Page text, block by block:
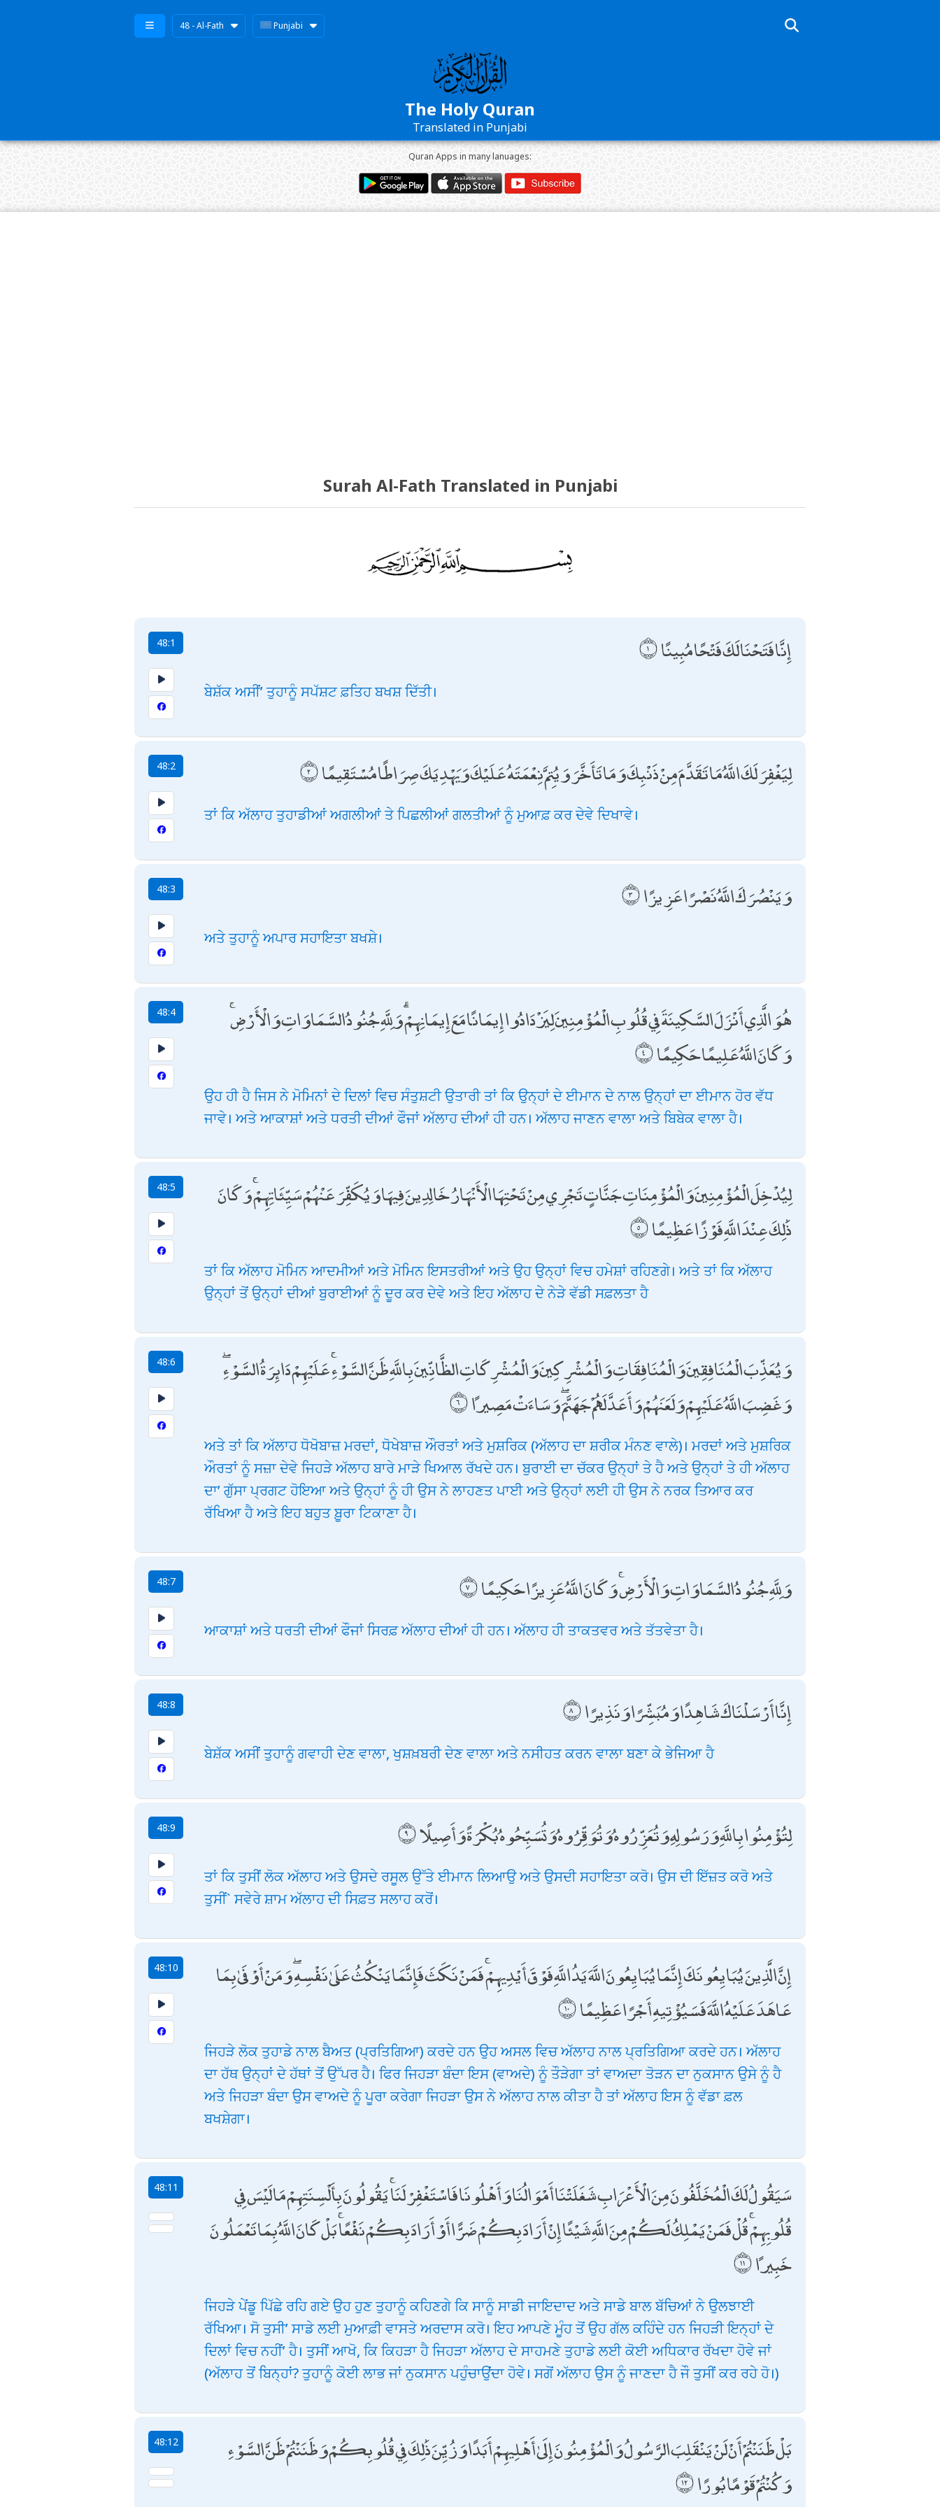
48 - Al-Fath Punjabi
The Holy Quran
Translated in Punjabi
Quran Apps in many lanuages:
Surah Al-Fath Translated in Punjabi
48:1 إِنَّا فَتَحْنَا لَكَ فَتْحًا مُبِينًا
ਬੇਸ਼ੱਕ ਅਸੀਂ’ ਤੁਹਾਨੂੰ ਸਪੱਸ਼ਟ ਫ਼ਤਿਹ ਬਖਸ਼ ਦਿੱਤੀ।
48:2 لِيَغْفِرَ لَكَ اللَّهُ مَا تَقَدَّمَ مِنْ ذَنْبِكَ وَمَا تَأَخَّرَ وَيُتِمَّ نِعْمَتَهُ عَلَيْكَ وَيَهْدِيَكَ صِرَاطًا مُسْتَقِيمًا
ਤਾਂ ਕਿ ਅੱਲਾਹ ਤੁਹਾਡੀਆਂ ਅਗਲੀਆਂ ਤੇ ਪਿਛਲੀਆਂ ਗਲਤੀਆਂ ਨੂੰ ਮੁਆਫ਼ ਕਰ ਦੇਵੇ ਦਿਖਾਵੇ।
48:3 وَيَنْصُرَكَ اللَّهُ نَصْرًا عَزِيزًا
ਅਤੇ ਤੁਹਾਨੂੰ ਅਪਾਰ ਸਹਾਇਤਾ ਬਖਸ਼ੇ।
48:4
هُوَ الَّذِي أَنْزَلَ السَّكِينَةَ فِي قُلُوبِ الْمُؤْمِنِينَ لِيَزْدَادُوا إِيمَانًا مَعَ إِيمَانِهِمْ ۗ وَلِلَّهِ جُنُودُ السَّمَاوَاتِ وَالْأَرْضِ ۚ
وَكَانَ اللَّهُ عَلِيمًا حَكِيمًا
ਉਹ ਹੀ ਹੈ ਜਿਸ ਨੇ ਮੋਮਿਨਾਂ ਦੇ ਦਿਲਾਂ ਵਿਚ ਸੰਤੁਸ਼ਟੀ ਉਤਾਰੀ ਤਾਂ ਕਿ ਉਨ੍ਹਾਂ ਦੇ ਈਮਾਨ ਦੇ ਨਾਲ ਉਨ੍ਹਾਂ ਦਾ ਈਮਾਨ ਹੋਰ ਵੱਧ
ਜਾਵੇ। ਅਤੇ ਆਕਾਸ਼ਾਂ ਅਤੇ ਧਰਤੀ ਦੀਆਂ ਫੌਜਾਂ ਅੱਲਾਹ ਦੀਆਂ ਹੀ ਹਨ। ਅੱਲਾਹ ਜਾਣਨ ਵਾਲਾ ਅਤੇ ਬਿਬੇਕ ਵਾਲਾ ਹੈ।
48:5
لِيُدْخِلَ الْمُؤْمِنِينَ وَالْمُؤْمِنَاتِ جَنَّاتٍ تَجْرِي مِنْ تَحْتِهَا الْأَنْهَارُ خَالِدِينَ فِيهَا وَيُكَفِّرَ عَنْهُمْ سَيِّئَاتِهِمْ ۚ وَكَانَ
ذَٰلِكَ عِنْدَ اللَّهِ فَوْزًا عَظِيمًا
ਤਾਂ ਕਿ ਅੱਲਾਹ ਮੋਮਿਨ ਆਦਮੀਆਂ ਅਤੇ ਮੋਮਿਨ ਇਸਤਰੀਆਂ ਅਤੇ ਉਹ ਉਨ੍ਹਾਂ ਵਿਚ ਹਮੇਸ਼ਾਂ ਰਹਿਣਗੇ। ਅਤੇ ਤਾਂ ਕਿ ਅੱਲਾਹ
ਉਨ੍ਹਾਂ ਤੋਂ ਉਨ੍ਹਾਂ ਦੀਆਂ ਬੁਰਾਈਆਂ ਨੂੰ ਦੂਰ ਕਰ ਦੇਵੇ ਅਤੇ ਇਹ ਅੱਲਾਹ ਦੇ ਨੇੜੇ ਵੱਡੀ ਸਫ਼ਲਤਾ ਹੈ
48:6
وَيُعَذِّبَ الْمُنَافِقِينَ وَالْمُنَافِقَاتِ وَالْمُشْرِكِينَ وَالْمُشْرِكَاتِ الظَّانِّينَ بِاللَّهِ ظَنَّ السَّوْءِ ۚ عَلَيْهِمْ دَائِرَةُ السَّوْءِ ۖ
وَغَضِبَ اللَّهُ عَلَيْهِمْ وَلَعَنَهُمْ وَأَعَدَّ لَهُمْ جَهَنَّمَ ۖ وَسَاءَتْ مَصِيرًا
ਅਤੇ ਤਾਂ ਕਿ ਅੱਲਾਹ ਧੋਖੋਬਾਜ਼ ਮਰਦਾਂ, ਧੋਖੇਬਾਜ਼ ਔਰਤਾਂ ਅਤੇ ਮੁਸ਼ਰਿਕ (ਅੱਲਾਹ ਦਾ ਸ਼ਰੀਕ ਮੰਨਣ ਵਾਲੇ)। ਮਰਦਾਂ ਅਤੇ ਮੁਸ਼ਰਿਕ
ਔਰਤਾਂ ਨੂੰ ਸਜ਼ਾ ਦੇਵੇ ਜਿਹੜੇ ਅੱਲਾਹ ਬਾਰੇ ਮਾੜੇ ਖਿਆਲ ਰੱਖਦੇ ਹਨ। ਬੁਰਾਈ ਦਾ ਚੱਕਰ ਉਨ੍ਹਾਂ ਤੇ ਹੈ ਅਤੇ ਉਨ੍ਹਾਂ ਤੇ ਹੀ ਅੱਲਾਹ
ਦਾ’ ਗੁੱਸਾ ਪ੍ਰਗਟ ਹੋਇਆ ਅਤੇ ਉਨ੍ਹਾਂ ਨੂੰ ਹੀ ਉਸ ਨੇ ਲਾਹਣਤ ਪਾਈ ਅਤੇ ਉਨ੍ਹਾਂ ਲਈ ਹੀ ਉਸ ਨੇ ਨਰਕ ਤਿਆਰ ਕਰ
ਰੱਖਿਆ ਹੈ ਅਤੇ ਇਹ ਬਹੁਤ ਬ਼ੂਰਾ ਟਿਕਾਣਾ ਹੈ।
48:7 وَلِلَّهِ جُنُودُ السَّمَاوَاتِ وَالْأَرْضِ ۚ وَكَانَ اللَّهُ عَزِيزًا حَكِيمًا
ਆਕਾਸ਼ਾਂ ਅਤੇ ਧਰਤੀ ਦੀਆਂ ਫੌਜਾਂ ਸਿਰਫ਼ ਅੱਲਾਹ ਦੀਆਂ ਹੀ ਹਨ। ਅੱਲਾਹ ਹੀ ਤਾਕਤਵਰ ਅਤੇ ਤੱਤਵੇਤਾ ਹੈ।
48:8 إِنَّا أَرْسَلْنَاكَ شَاهِدًا وَمُبَشِّرًا وَنَذِيرًا
ਬੇਸ਼ੱਕ ਅਸੀਂ ਤੁਹਾਨੂੰ ਗਵਾਹੀ ਦੇਣ ਵਾਲਾ, ਖੁਸ਼ਖ਼ਬਰੀ ਦੇਣ ਵਾਲਾ ਅਤੇ ਨਸੀਹਤ ਕਰਨ ਵਾਲਾ ਬਣਾ ਕੇ ਭੇਜਿਆ ਹੈ
48:9 لِتُؤْمِنُوا بِاللَّهِ وَرَسُولِهِ وَتُعَزِّرُوهُ وَتُوَقِّرُوهُ وَتُسَبِّحُوهُ بُكْرَةً وَأَصِيلًا
ਤਾਂ ਕਿ ਤੁਸੀਂ ਲੋਕ ਅੱਲਾਹ ਅਤੇ ਉਸਦੇ ਰਸੂਲ ਉੱਤੇ ਈਮਾਨ ਲਿਆਉ ਅਤੇ ਉਸਦੀ ਸਹਾਇਤਾ ਕਰੋ। ਉਸ ਦੀ ਇੱਜ਼ਤ ਕਰੋ ਅਤੇ
ਤੁਸੀਂ` ਸਵੇਰੇ ਸ਼ਾਮ ਅੱਲਾਹ ਦੀ ਸਿਫ਼ਤ ਸਲਾਹ ਕਰੋਂ।
48:10
إِنَّ الَّذِينَ يُبَايِعُونَكَ إِنَّمَا يُبَايِعُونَ اللَّهَ يَدُ اللَّهِ فَوْقَ أَيْدِيهِمْ ۚ فَمَنْ نَكَثَ فَإِنَّمَا يَنْكُثُ عَلَىٰ نَفْسِهِ ۖ وَمَنْ أَوْفَىٰ بِمَا
عَاهَدَ عَلَيْهُ اللَّهَ فَسَيُؤْتِيهِ أَجْرًا عَظِيمًا
ਜਿਹੜੇ ਲੋਕ ਤੁਹਾਡੇ ਨਾਲ ਬੈਅਤ (ਪ੍ਰਤਿਗਿਆ) ਕਰਦੇ ਹਨ ਉਹ ਅਸਲ ਵਿਚ ਅੱਲਾਹ ਨਾਲ ਪ੍ਰਤਿਗਿਆ ਕਰਦੇ ਹਨ। ਅੱਲਾਹ
ਦਾ ਹੱਥ ਉਨ੍ਹਾਂ ਦੇ ਹੱਥਾਂ ਤੋਂ ਉੱਪਰ ਹੈ। ਫਿਰ ਜਿਹੜਾ ਬੰਦਾ ਇਸ (ਵਾਅਦੇ) ਨੂੰ ਤੌੜੇਗਾ ਤਾਂ ਵਾਅਦਾ ਤੋੜਨ ਦਾ ਨੁਕਸਾਨ ਉਸੇ ਨੂੰ ਹੈ
ਅਤੇ ਜਿਹੜਾ ਬੰਦਾ ਉਸ ਵਾਅਦੇ ਨੂੰ ਪੂਰਾ ਕਰੇਗਾ ਜਿਹੜਾ ਉਸ ਨੇ ਅੱਲਾਹ ਨਾਲ ਕੀਤਾ ਹੈ ਤਾਂ ਅੱਲਾਹ ਇਸ ਨੂੰ ਵੱਡਾ ਫ਼ਲ
ਬਖਸ਼ੇਗਾ।
48:11
سَيَقُولُ لَكَ الْمُخَلَّفُونَ مِنَ الْأَعْرَابِ شَغَلَتْنَا أَمْوَالُنَا وَأَهْلُونَا فَاسْتَغْفِرْ لَنَا ۚ يَقُولُونَ بِأَلْسِنَتِهِمْ مَا لَيْسَ فِي
قُلُوبِهِمْ ۚ قُلْ فَمَنْ يَمْلِكُ لَكُمْ مِنَ اللَّهِ شَيْئًا إِنْ أَرَادَ بِكُمْ ضَرًّا أَوْ أَرَادَ بِكُمْ نَفْعًا ۚ بَلْ كَانَ اللَّهُ بِمَا تَعْمَلُونَ
خَبِيرًا
ਜਿਹੜੇ ਪੇਂਡੂ ਪਿੱਛੇ ਰਹਿ ਗਏ ਉਹ ਹੁਣ ਤੁਹਾਨੂੰ ਕਹਿਣਗੇ ਕਿ ਸਾਨੂੰ ਸਾਡੀ ਜਾਇਦਾਦ ਅਤੇ ਸਾਡੇ ਬਾਲ ਬੱਚਿਆਂ ਨੇ ਉਲਝਾਈ
ਰੱਖਿਆ। ਸੋ ਤੁਸੀ’ ਸਾਡੇ ਲਈ ਮੁਆਫ਼ੀ ਵਾਸਤੇ ਅਰਦਾਸ ਕਰੋ। ਇਹ ਆਪਣੇ ਮੂੰਹ ਤੋਂ ਉਹ ਗੱਲ ਕਹਿੰਦੇ ਹਨ ਜਿਹੜੀ ਇਨ੍ਹਾਂ ਦੇ
ਦਿਲਾਂ ਵਿਚ ਨਹੀਂ’ ਹੈ। ਤੁਸੀਂ ਆਖੋ, ਕਿ ਕਿਹੜਾ ਹੈ ਜਿਹੜਾ ਅੱਲਾਹ ਦੇ ਸਾਹਮਣੇ ਤੁਹਾਡੇ ਲਈ ਕੋਈ ਅਧਿਕਾਰ ਰੱਖਦਾ ਹੋਵੇ ਜਾਂ
(ਅੱਲਾਹ ਤੋਂ ਬਿਨ੍ਹਾਂ? ਤੁਹਾਨੂੰ ਕੋਈ ਲਾਭ ਜਾਂ ਨੁਕਸਾਨ ਪਹੁੰਚਾਉਂਦਾ ਹੋਵੇ। ਸਗੋਂ ਅੱਲਾਹ ਉਸ ਨੂੰ ਜਾਣਦਾ ਹੈ ਜੌ ਤੁਸੀਂ ਕਰ ਰਹੇ ਹੋ।)
48:12
بَلْ ظَنَنْتُمْ أَنْ لَنْ يَنْقَلِبَ الرَّسُولُ وَالْمُؤْمِنُونَ إِلَىٰ أَهْلِيهِمْ أَبَدًا وَزُيِّنَ ذَٰلِكَ فِي قُلُوبِكُمْ وَظَنَنْتُمْ ظَنَّ السَّوْءِ
وَكُنْتُمْ قَوْمًا بُورًا